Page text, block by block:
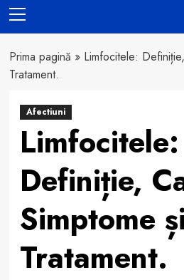
Menu
Prima pagină » Limfocitele:
Tratament.
Afectiuni
Limfocitele:
Definiție,
Simptome și
Tratament.